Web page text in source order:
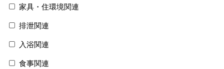
家具・住環境関連
排泄関連
入浴関連
食事関連